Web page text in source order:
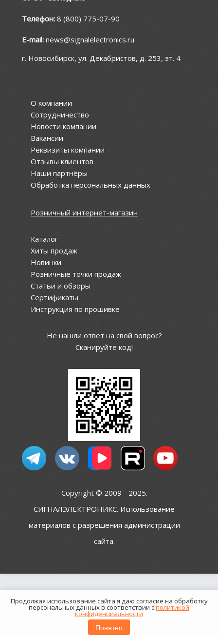
Продолжая использование сайта я даю согласие на обработку
персональных данных в соответствии сполитикой
конфиденциальности
Понятно
Телефон: 8 (800) 775-07-90
E-mail: news@signalelectronics.ru
г. Новосибирск, ул. Декабристов, д. 253, эт. 4
О компании
Сотрудничество
Новости компании
Вакансии
Реквизиты компании
Отзывы клиентов
Наши партнёры
Обработка персональных данных
Розничный интернет-магазин
Каталог
Хиты продаж
Новинки
Розничные точки продаж
Статьи и обзоры
Сертификаты
Инструкция по прошивке
Не нашли ответ на свой вопрос?
Сканируйте код!
Copyright © 2009 - 2025.
СИГНАЛЭЛЕКТРОНИКС. Использование
материалов с разрешения администрации
сайта.